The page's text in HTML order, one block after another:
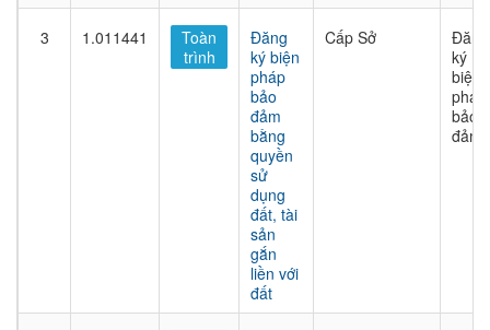
3 1.011441
Toàn
trình
Đăng
ký biện
pháp
bảo
đảm
bằng
quyền
sử
dụng
đất, tài
sản
gắn
liền với
đất
Cấp Sở
Đăng
ký
biện
pháp
bảo
đảm